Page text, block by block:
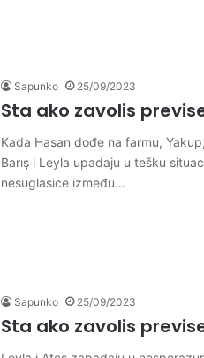
Sapunko 25/09/2023
Sta ako zavolis
Kada Hasan dođe na farmu,
Barış i Leyla upadaju u tešku
nesuglasice između…
Sapunko 25/09/2023
Sta ako zavolis